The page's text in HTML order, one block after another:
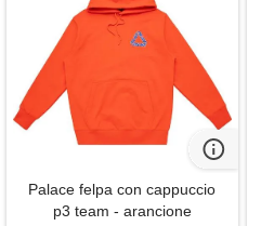
Palace felpa con cappuccio
p3 team - arancione